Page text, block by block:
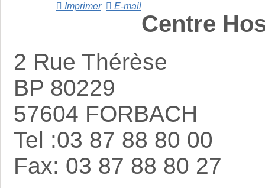
Imprimer E-mail
Centre
2 Rue Thérèse
BP 80229
57604 FORBACH
Tel :03 87 88 80 00
Fax: 03 87 88 80 27